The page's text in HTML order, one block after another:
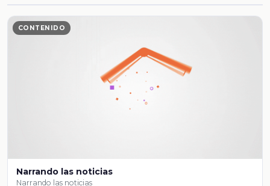
CONTENIDO
Narrando las noticias
Narrando las noticias